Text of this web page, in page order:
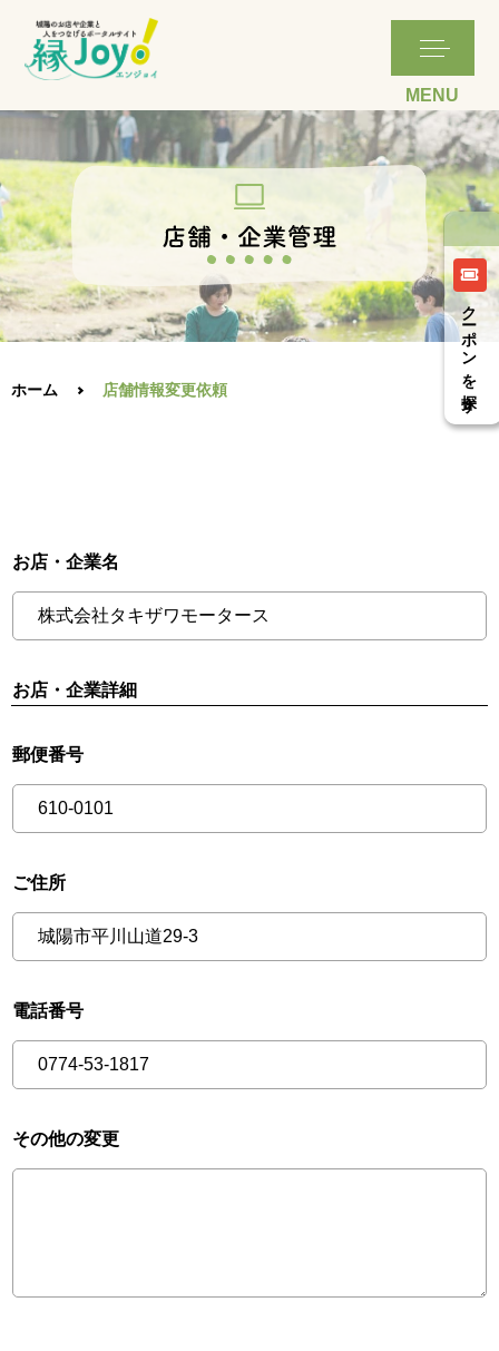
クーポンを探す
ホーム 店舗情報変更依頼
お店・企業名
お店・企業詳細
郵便番号
ご住所
電話番号
その他の変更